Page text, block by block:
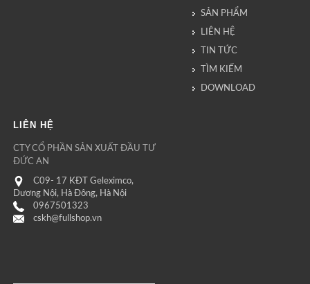
SẢN PHẨM
LIÊN HỆ
TIN TỨC
TÌM KIẾM
DOWNLOAD
LIÊN HỆ
CTY CỔ PHẦN SẢN XUẤT ĐẦU TƯ
ĐỨC AN
C09- 17 KĐT Geleximco,
Dương Nội, Hà Đông, Hà Nội
0967501323
cskh@fullshop.vn